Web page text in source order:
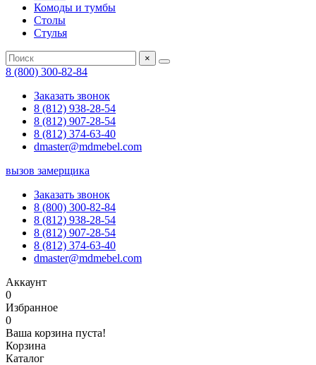
Комоды и тумбы
Столы
Стулья
×
8 (800) 300-82-84
Заказать звонок
8 (812) 938-28-54
8 (812) 907-28-54
8 (812) 374-63-40
dmaster@mdmebel.com
вызов замерщика
Заказать звонок
8 (800) 300-82-84
8 (812) 938-28-54
8 (812) 907-28-54
8 (812) 374-63-40
dmaster@mdmebel.com
Аккаунт
0
Избранное
0
Ваша корзина пуста!
Корзина
Каталог